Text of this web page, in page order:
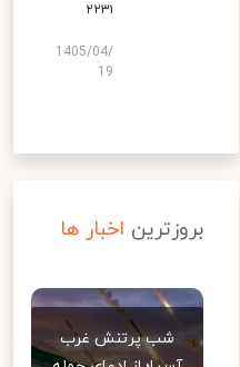
۲۲۳۱
1405/04/
19
بروزترین اخبار ها
شب پرتنش غرب